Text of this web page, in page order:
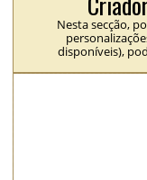
Nesta secção,
disponíveis),